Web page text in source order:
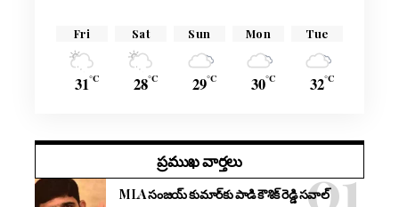
Fri
31°C
Sat
28°C
Sun
29°C
Mon
30°C
Tue
32°C
ప్రముఖ వార్తలు
MLA సంజయ్ కుమార్‌కు పాడి కౌశిక్ రెడ్డి సవాల్